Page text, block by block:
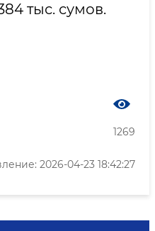
тыс. сумов.
1269
2026-04-23 18:42:27